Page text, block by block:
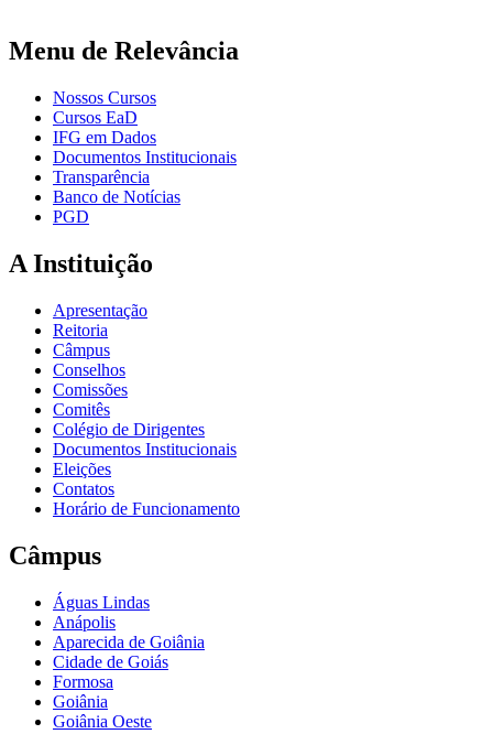
Menu de Relevância
Nossos Cursos
Cursos EaD
IFG em Dados
Documentos Institucionais
Transparência
Banco de Notícias
PGD
A Instituição
Apresentação
Reitoria
Câmpus
Conselhos
Comissões
Comitês
Colégio de Dirigentes
Documentos Institucionais
Eleições
Contatos
Horário de Funcionamento
Câmpus
Águas Lindas
Anápolis
Aparecida de Goiânia
Cidade de Goiás
Formosa
Goiânia
Goiânia Oeste